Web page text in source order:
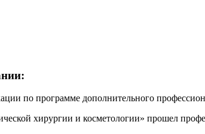
по программе дополнительного
хирургии и косметологии» прошел